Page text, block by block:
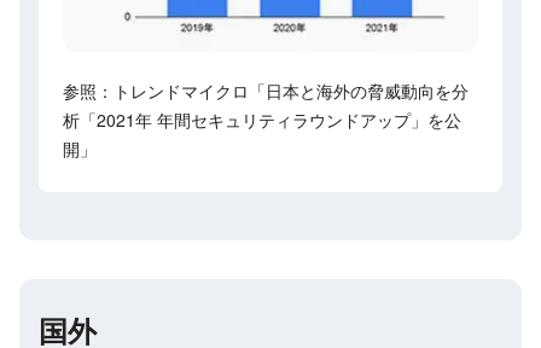
参照：トレンドマイクロ「日本と海外の脅威動向を分
析「2021年 年間セキュリティラウンドアップ」を公
開」
国外